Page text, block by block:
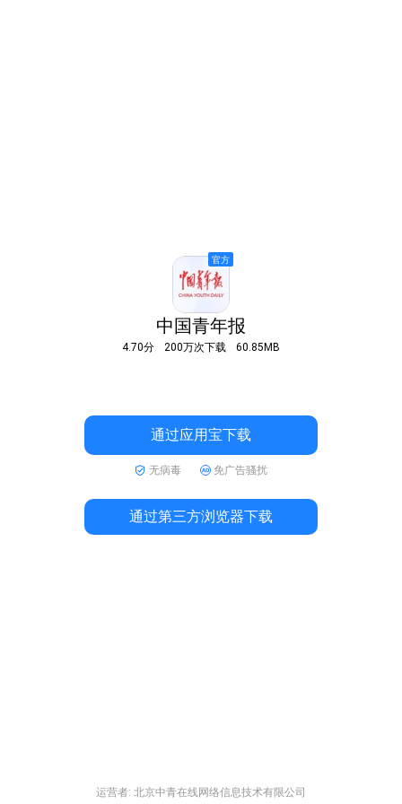
中国青年报
4.70分 200万次下载 60.85MB
通过应用宝下载
无病毒 免广告骚扰
通过第三方浏览器下载
运营者: 北京中青在线网络信息技术有限公司